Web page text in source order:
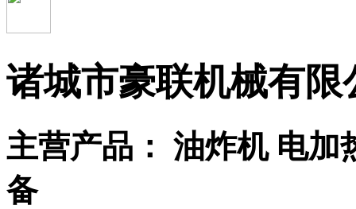
诸城市豪联机械有限
主营产品： 油炸机 电加
备